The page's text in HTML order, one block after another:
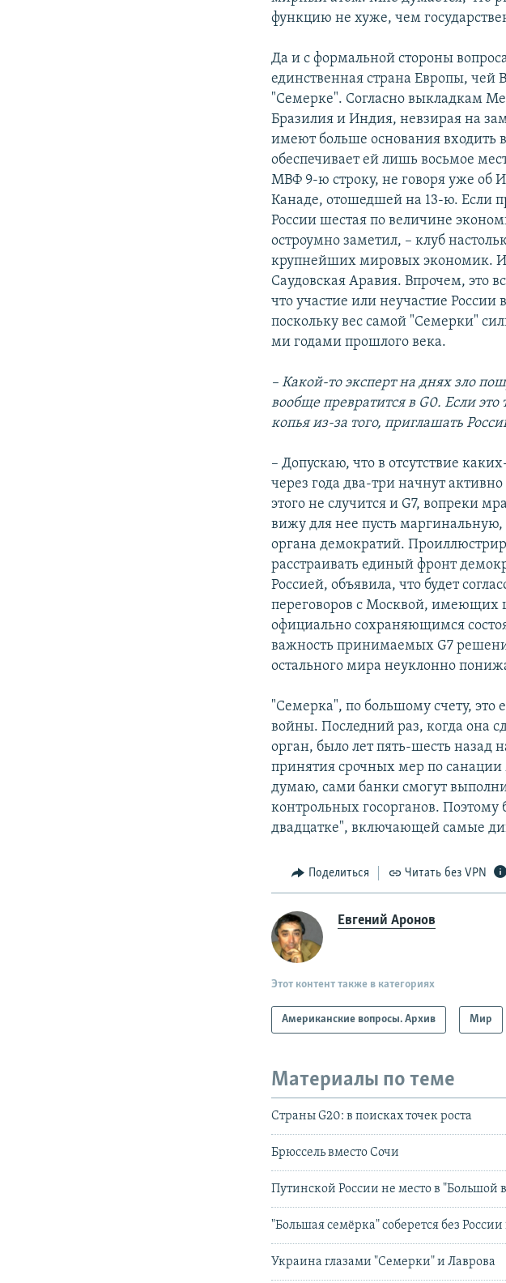
функцию не хуже, чем
Да и с формальной стороны
единственная страна Европы, чей
"Семерке". Согласно выкладкам
Бразилия и Индия, невзирая на
имеют больше основания входить
обеспечивает ей лишь восьмое
МВФ 9-ю строку, не говоря уже об
Канаде, отошедшей на 13-ю. Если
России шестая по величине
остроумно заметил, – клуб
крупнейших мировых экономик.
Саудовская Аравия. Впрочем, это
что участие или неучастие России
поскольку вес самой "Семерки"
ми годами прошлого века.
– Какой-то эксперт на днях зло
вообще превратится в G0. Если
копья из-за того, приглашать
– Допускаю, что в отсутствие
через года два-три начнут
этого не случится и G7, вопреки
вижу для нее пусть
органа демократий.
расстраивать единый фронт
Россией, объявила, что будет
переговоров с Москвой, имеющих
официально сохраняющимся
важность принимаемых G7
остального мира неуклонно
"Семерка", по большому счету, это
войны. Последний раз, когда она
орган, было лет пять-шесть назад
принятия срочных мер по
думаю, сами банки смогут
контрольных госорганов.
двадцатке", включающей самые
Поделиться Читать без VPN
Евгений Аронов
Этот контент также в категориях
Американские вопросы. Архив Мир
Материалы по теме
Страны G20: в поисках точек роста
Брюссель вместо Сочи
Путинской России не место в "Большой
"Большая семёрка" соберется без
Украина глазами "Семерки" и Лаврова